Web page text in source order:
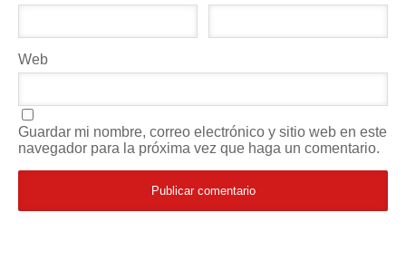
Web
Guardar mi nombre, correo electrónico y sitio web en este
navegador para la próxima vez que haga un comentario.